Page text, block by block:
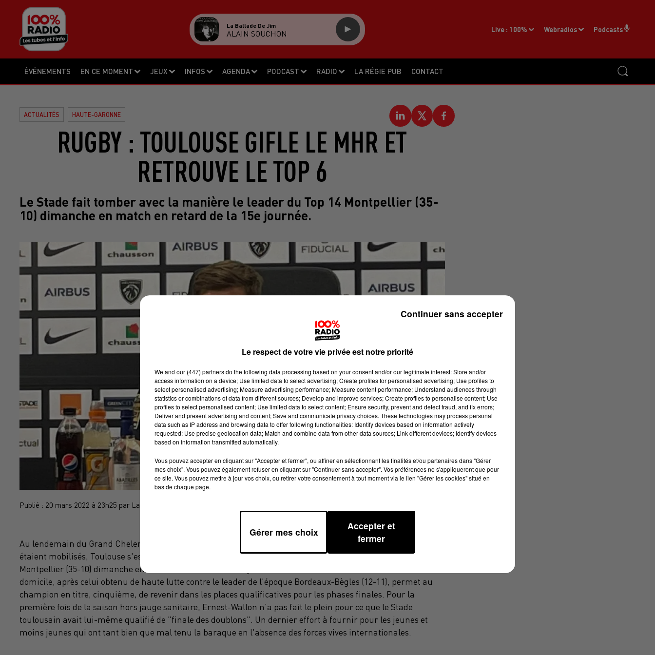
ÉVÉNEMENTS EN CE MOMENT JEUX INFOS AGENDA PODCAST RADIO LA RÉGIE PUB CONTACT
Live : 100% Webradios Podcasts
La Ballade De Jim
ALAIN SOUCHON
ACTUALITÉS HAUTE-GARONNE
RUGBY : TOULOUSE GIFLE LE MHR ET
RETROUVE LE TOP 6
Le Stade fait tomber avec la manière le leader du Top 14 Montpellier (35-
10) dimanche en match en retard de la 15e journée.
Publié : 20 mars 2022 à 23h25 par La Rédaction
Au lendemain du Grand Chelem français dans le Tournoi des six nations, pour lequel dix de ses joueurs
étaient mobilisés, Toulouse s'est mis au diapason en faisant tomber avec la manière le leader du Top 14
Montpellier (35-10) dimanche en match en retard de la 15e journée. Leur deuxième succès consécutif à
domicile, après celui obtenu de haute lutte contre le leader de l'époque Bordeaux-Bègles (12-11), permet au
champion en titre, cinquième, de revenir dans les places qualificatives pour les phases finales. Pour la
première fois de la saison hors jauge sanitaire, Ernest-Wallon n'a pas fait le plein pour ce que le Stade
toulousain avait lui-même qualifié de "finale des doublons". Un dernier effort à fournir pour les jeunes et
moins jeunes qui ont tant bien que mal tenu la baraque en l'absence des forces vives internationales.
Le respect de votre vie privée est notre priorité
We and our (447) partnersdo the following data processing based on your consent and/or our legitimate interest: Store and/or
access information on a device; Use limited data to select advertising; Create profiles for personalised advertising; Use profiles to
select personalised advertising; Measure advertising performance; Measure content performance; Understand audiences through
statistics or combinations of data from different sources; Develop and improve services; Create profiles to personalise content; Use
profiles to select personalised content; Use limited data to select content; Ensure security, prevent and detect fraud, and fix errors;
Deliver and present advertising and content; Save and communicate privacy choices. These technologies may process personal
data such as IP address and browsing data to offer following functionalities: Identify devices based on information actively
requested; Use precise geolocation data; Match and combine data from other data sources; Link different devices; Identify devices
based on information transmitted automatically.
Vous pouvez accepter en cliquant sur "Accepter et fermer", ou affiner en sélectionnant les finalités et/ou partenaires dans "Gérer
mes choix". Vous pouvez également refuser en cliquant sur "Continuer sans accepter". Vos préférences ne s'appliqueront que pour
ce site. Vous pouvez mettre à jour vos choix, ou retirer votre consentement à tout moment via le lien "Gérer les cookies" situé en
bas de chaque page.
Gérer mes choix
Accepter et
fermer
Continuer sans accepter